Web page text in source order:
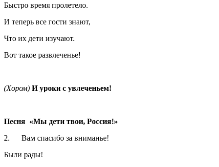
Быстро время пролетело.
И теперь все гости знают,
Что их дети изучают.
Вот такое развлеченье!
(Хором) И уроки с увлеченьем!
Песня «Мы дети твои, Россия!»
2. Вам спасибо за вниманье!
Были рады!